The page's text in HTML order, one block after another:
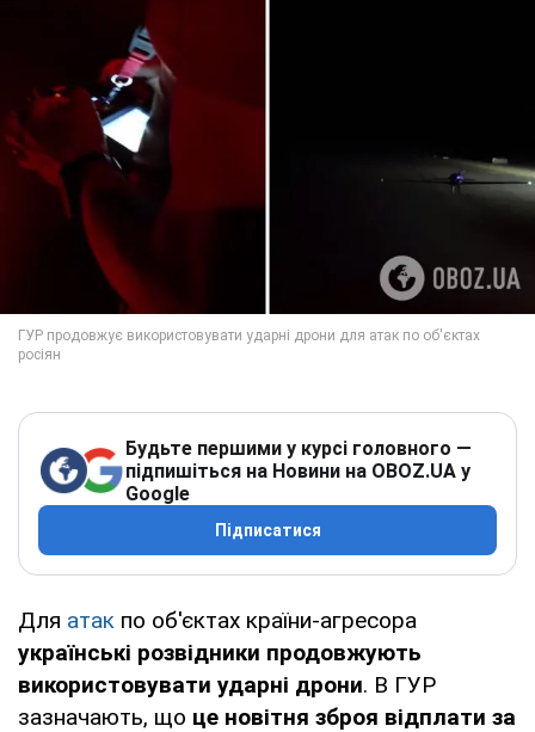
Будьте першими у курсі головного —
підпишіться на Новини на OBOZ.UA у
Google
Підписатися
Для атак по об'єктах країни-агресора
українські розвідники продовжують
використовувати ударні дрони. В ГУР
зазначають, що це новітня зброя відплати за